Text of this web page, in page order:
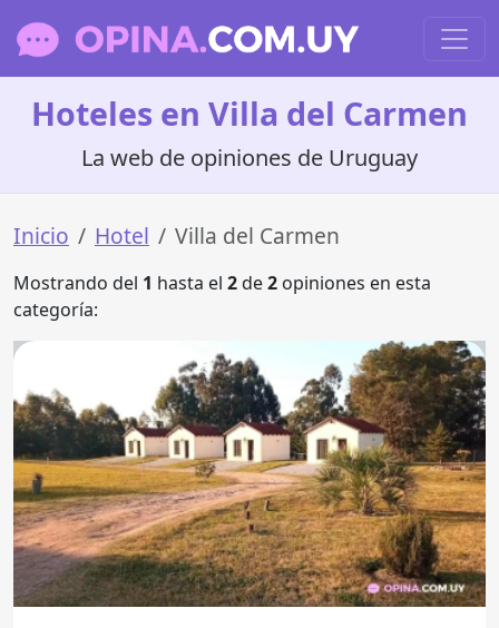
Hoteles en Villa del Carmen
La web de opiniones de Uruguay
Inicio Hotel Villa del Carmen
Mostrando del 1 hasta el 2de2 opiniones en esta
categoría: